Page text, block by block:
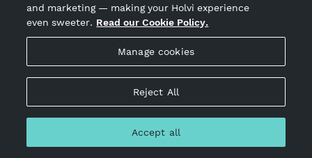
T-Shirt Men / T-paita Miehet SIZE/KOKO
XXXL Indigo Blue
24.90 EUR Incl. VAT 25.50% 1 in stock
Color/Väri: Indigo Blue Gildan Softstyle
and marketing — making your Holvi experience
even sweeter. Read our Cookie Policy.
Manage cookies
Reject All
Accept all